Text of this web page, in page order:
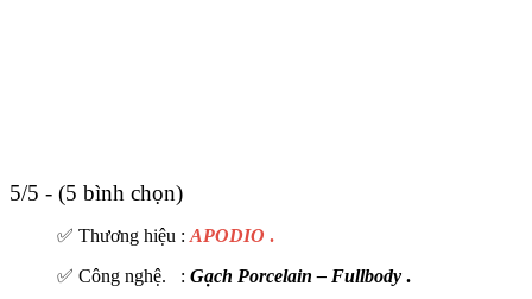
5/5 - (5 bình chọn)
✅ Thương hiệu : APODIO .
✅ Công nghệ. : Gạch Porcelain – Fullbody .